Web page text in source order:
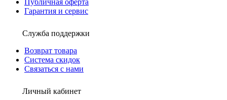
Публичная оферта
Гарантия и сервис
Служба поддержки
Возврат товара
Система скидок
Связаться с нами
Личный кабинет